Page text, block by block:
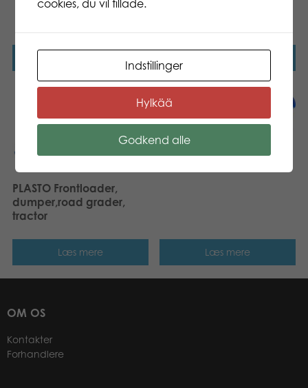
PLASTO Frontloader,
dumper,road grader,
tractor
Læs mere
PLASTO Wheelbarrow set,
Læs mere
OM OS
Kontakter
Forhandlere
cookies, du vil tillade.
Indstillinger
Hylkää
Godkend alle